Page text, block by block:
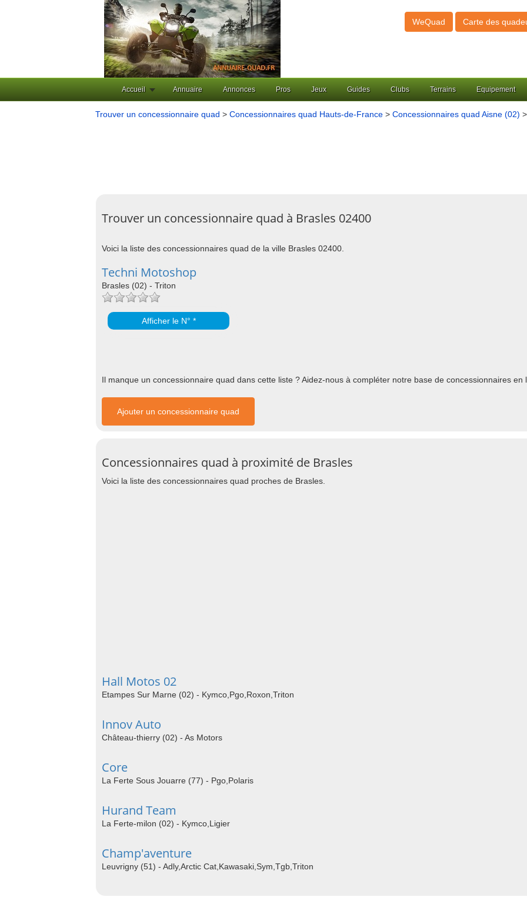
WeQuad Carte des
Accueil Annuaire Annonces Pros Jeux Guides Clubs Terrains Equipement
Trouver un concessionnaire quad > Concessionnaires quad Hauts-de-France > Concessionnaires quad Aisne (02)
Trouver un concessionnaire quad à Brasles 02400
Voici la liste des concessionnaires quad de la ville Brasles 02400.
Techni Motoshop
Brasles (02) - Triton
Afficher le N° *
Il manque un concessionnaire quad dans cette liste ? Aidez-nous à compléter notre base de concessionnaires en
Ajouter un concessionnaire quad
Concessionnaires quad à proximité de Brasles
Voici la liste des concessionnaires quad proches de Brasles.
Hall Motos 02
Etampes Sur Marne (02) - Kymco,Pgo,Roxon,Triton
Innov Auto
Château-thierry (02) - As Motors
Core
La Ferte Sous Jouarre (77) - Pgo,Polaris
Hurand Team
La Ferte-milon (02) - Kymco,Ligier
Champ'aventure
Leuvrigny (51) - Adly,Arctic Cat,Kawasaki,Sym,Tgb,Triton